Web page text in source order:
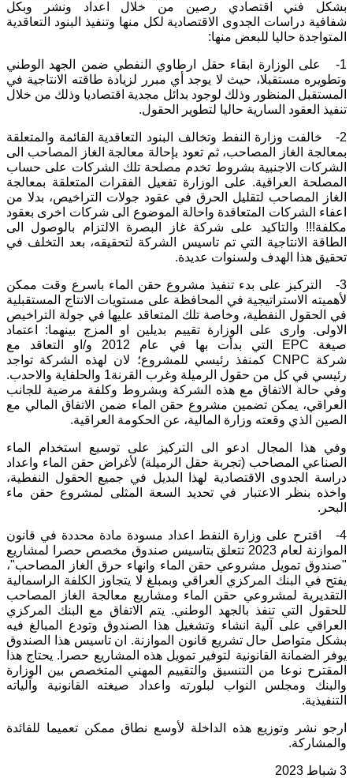
بشكل فني اقتصادي رصين من خلال اعداد ونشر وبكل
شفافية دراسات الجدوى الاقتصادية لكل منها وتنفيذ البنود التعاقدية
المتواجدة حاليا للبعض منها:
1- على الوزارة ابقاء حقل ارطاوي النفطي ضمن الجهد الوطني
وتطويره مستقبلا، حيث لا يوجد أي مبرر لزيادة طاقته الانتاجية في
المستقبل المنظور وذلك لوجود بدائل مجدية اقتصاديا وذلك من خلال
تنفيذ العقود السارية حاليا لتطوير الحقول.
2- خالفت وزارة النفط وتخالف البنود التعاقدية القائمة والمتعلقة
بمعالجة الغاز المصاحب، ثم تعود بإحالة معالجة الغاز المصاحب الى
الشركات الاجنبية بشروط تخدم مصلحة تلك الشركات على حساب
المصلحة العراقية. على الوزارة تفعيل الفقرات المتعلقة بمعالجة
الغاز المصاحب لتقليل الحرق في عقود جولات التراخيص، بدلا من
اعفاء الشركات المتعاقدة واحالة الموضوع الى شركات اخرى بعقود
مكلفة!!! والتاكيد على شركة غاز البصرة الالتزام بالوصول الى
الطاقة الانتاجية التي تم تاسيس الشركة لتحقيقه، بعد التخلف في
تحقيق هذا الهدف ولسنوات عديدة.
3- التركيز على بدء تنفيذ مشروع حقن الماء باسرع وقت ممكن
لأهميته الاستراتيجية في المحافظة على مستويات الانتاج المستقبلية
في الحقول النفطية، وخاصة تلك المتعاقد عليها في جولة التراخيص
الاولى. وارى على الوزارة تقييم بديلين او المزج بينهما: اعتماد
صيغة EPC التي بدأت بها في عام 2012 و/او التعاقد مع
شركة CNPC كمنفذ رئيسي للمشروع؛ لان لهذه الشركة تواجد
رئيسي في كل من حقول الرميلة وغرب القرنة1 والحلفاية والاحدب.
وفي حالة الاتفاق مع هذه الشركة وبشروط وكلفة مرضية للجانب
العراقي، يمكن تضمين مشروع حقن الماء ضمن الاتفاق المالي مع
الصين الذي وقعته وزارة المالية، عن الحكومة العراقية.
وفي هذا المجال ادعو الى التركيز على توسيع استخدام الماء
الصناعي المصاحب (تجربة حقل الرميلة) لأغراض حقن الماء واعداد
دراسة الجدوى الاقتصادية لهذا البديل في جميع الحقول النفطية،
واخذه بنظر الاعتبار في تحديد السعة المثلى لمشروع حقن ماء
البحر.
4- اقترح على وزارة النفط اعداد مسودة مادة محددة في قانون
الموازنة لعام 2023 تتعلق بتاسيس صندوق مخصص حصرا لمشاريع
"صندوق تمويل مشروعي حقن الماء وانهاء حرق الغاز المصاحب"،
يفتح في البنك المركزي العراقي وبمبلغ لا يتجاوز الكلفة الراسمالية
التقديرية لمشروعي حقن الماء ومشاريع معالجة الغاز المصاحب
للحقول التي تنفذ بالجهد الوطني. يتم الاتفاق مع البنك المركزي
العراقي على آلية انشاء وتشغيل هذا الصندوق وتودع المبالغ فيه
بشكل متواصل حال تشريع قانون الموازنة. ان تاسيس هذا الصندوق
يوفر الضمانة القانونية لتوفير تمويل هذه المشاريع حصرا. يحتاج هذا
المقترح نوعا من التنسيق والتقييم المهني المتخصص بين الوزارة
والبنك ومجلس النواب لبلورته واعداد صيغته القانونية وآلياته
التنفيذية.
ارجو نشر وتوزيع هذه الداخلة لأوسع نطاق ممكن تعميما للفائدة
والمشاركة.
3 شباط 2023